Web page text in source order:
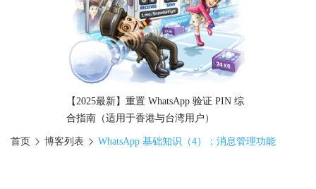
【2025最新】重置 WhatsApp 验证 PIN 综
合指南（适用于香港与台湾用户）
首页 博客列表 WhatsApp 基础知识（4）：消息管理功能